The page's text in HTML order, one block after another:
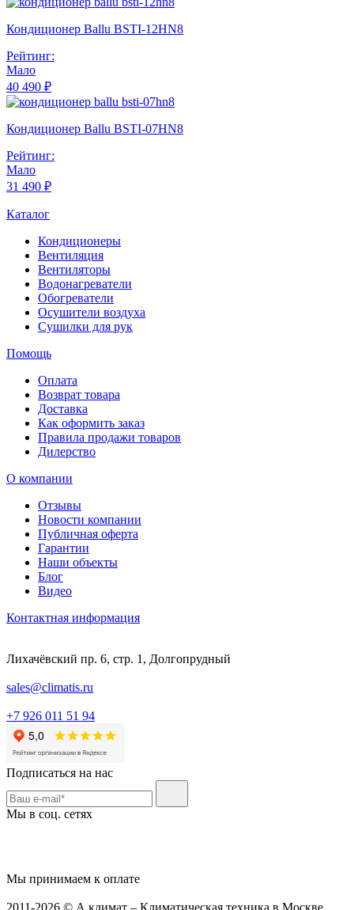
Кондиционер Ballu BSTI-12HN8
Рейтинг:
Мало
40 490 ₽
Кондиционер Ballu BSTI-07HN8
Рейтинг:
Мало
31 490 ₽
Каталог
Кондиционеры
Вентиляция
Вентиляторы
Водонагреватели
Обогреватели
Осушители воздуха
Сушилки для рук
Помощь
Оплата
Возврат товара
Доставка
Как оформить заказ
Правила продажи товаров
Дилерство
О компании
Отзывы
Новости компании
Публичная оферта
Гарантии
Наши объекты
Блог
Видео
Контактная информация
Лихачёвский пр. 6, стр. 1, Долгопрудный
sales@climatis.ru
+7 926 011 51 94
Подписаться на нас
Мы в соц. сетях
Мы принимаем к оплате